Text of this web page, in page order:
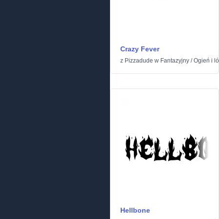
Crazy Fever
z Pizzadude w Fantazyjny /Ogień i
Hellbone